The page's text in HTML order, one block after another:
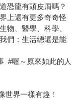
恐龍有頭皮屑嗎？
上還有更多奇奇怪
物、醫學、科學、
們：生活總還是能
#喔～原來如此的人
世界一樣有趣！